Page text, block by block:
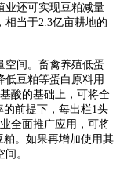
业还可实现豆粕减量
相当于2.3亿亩耕地的
空间。畜禽养殖低蛋
低豆粕等蛋白原料用
酸的基础上，可将全
前提下，每出栏1头
全面推广应用，可将
粕。如果再增加使用其
。